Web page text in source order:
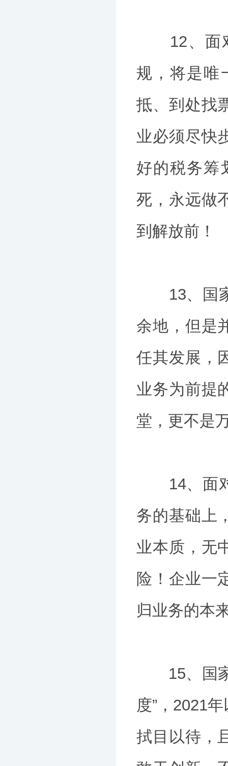
12、面对
规，将是唯
抵、到处找
业必须尽快
好的税务筹
死，永远做
到解放前！
13、国家
余地，但是
任其发展，
业务为前提
堂，更不是
14、面对
务的基础上
业本质，无
险！企业一
归业务的本
15、国家
度”，2021
拭目以待，